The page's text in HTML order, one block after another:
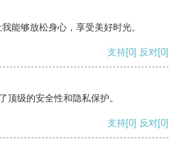
能够放松身心，享受美好时光。
支持[0] 反对[0]
顶级的安全性和隐私保护。
支持[0] 反对[0]